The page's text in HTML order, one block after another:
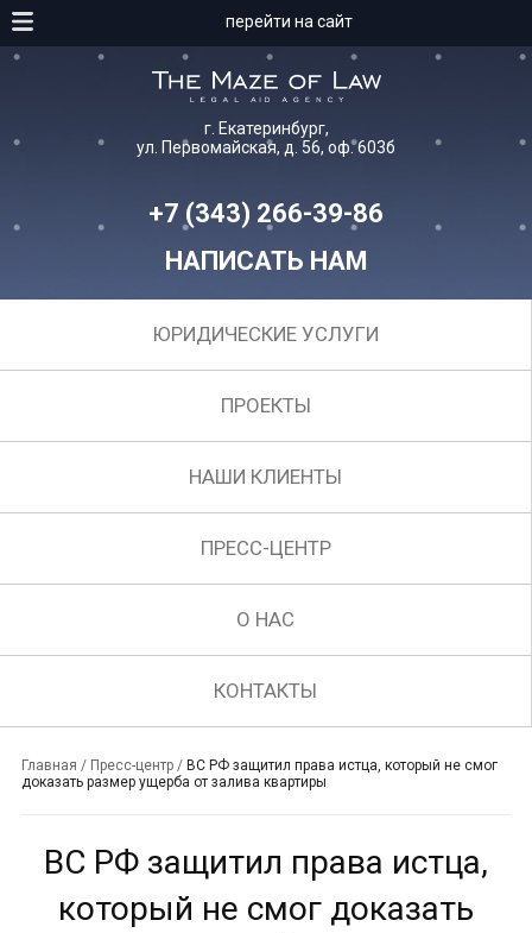
перейти на сайт
г. Екатеринбург,
ул. Первомайская, д. 56, оф. 603б
+7 (343) 266-39-86
НАПИСАТЬ НАМ
ЮРИДИЧЕСКИЕ УСЛУГИ
ПРОЕКТЫ
НАШИ КЛИЕНТЫ
ПРЕСС-ЦЕНТР
О НАС
КОНТАКТЫ
Главная / Пресс-центр/ ВС РФ защитил права истца, который не смог
доказать размер ущерба от залива квартиры
ВС РФ защитил права истца,
который не смог доказать